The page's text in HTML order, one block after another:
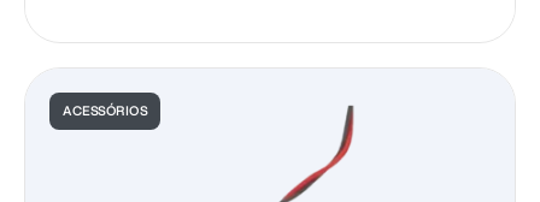
ACESSÓRIOS